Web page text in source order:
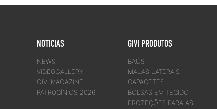
NOTICIAS
NEWS
VIDEOGALLERY
GIVI MAGAZINE
PATROCÍNIOS 2026
GIVI PRODUTOS
BAÚS
MALAS LATERAIS
CAPACETES
BOLSAS EM TECIDO
PROTEÇÕES PARA AS